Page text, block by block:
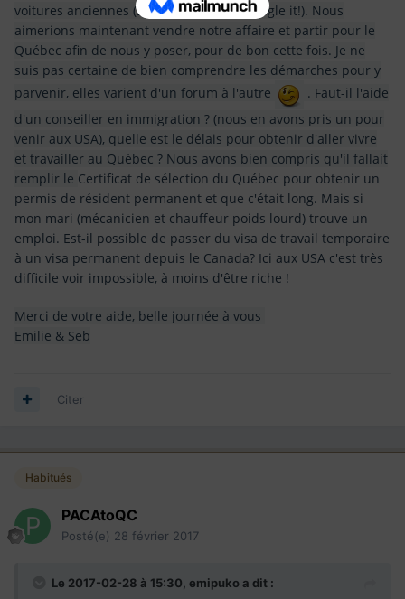
voitures anciennes (Seb's auto repair, google it!). Nous
aimerions maintenant vendre notre affaire et partir pour le
Québec afin de nous y poser, pour de bon cette fois. Je ne
suis pas certaine de bien comprendre les démarches pour y
parvenir, elles varient d'un forum à l'autre
. Faut-il l'aide
d'un conseiller en immigration ? (nous en avons pris un pour
venir aux USA), quelle est le délais pour obtenir d'aller vivre
et travailler au Québec ? Nous avons bien compris qu'il fallait
remplir le Certificat de sélection du Québec pour obtenir un
permis de résident permanent et que c'était long. Mais si
mon mari (mécanicien et chauffeur poids lourd) trouve un
emploi. Est-il possible de passer du visa de travail temporaire
à un visa permanent depuis le Canada? Ici aux USA c'est très
difficile voir impossible, à moins d'être riche !
Merci de votre aide, belle journée à vous
Emilie & Seb
Citer
Habitués
PACAtoQC
Posté(e) 28 février 2017
Le 2017-02-28 à 15:30, emipukoa dit :